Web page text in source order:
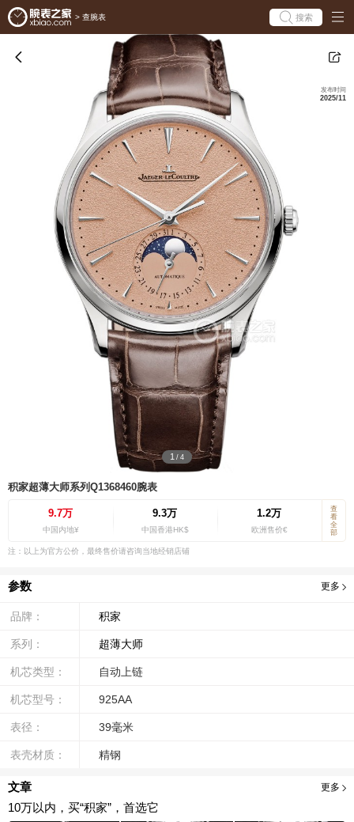
> 查腕表 搜索
1 / 4
发布时间
2025/11
积家超薄大师系列Q1368460腕表
9.7万
中国内地¥
9.3万
中国香港HK$
1.2万
欧洲售价€
查
看
全
部
注：以上为官方公价，最终售价请咨询当地经销店铺
参数 更多
品牌： 积家
系列： 超薄大师
机芯类型： 自动上链
机芯型号： 925AA
表径： 39毫米
表壳材质： 精钢
文章 更多
10万以内，买“积家”，首选它